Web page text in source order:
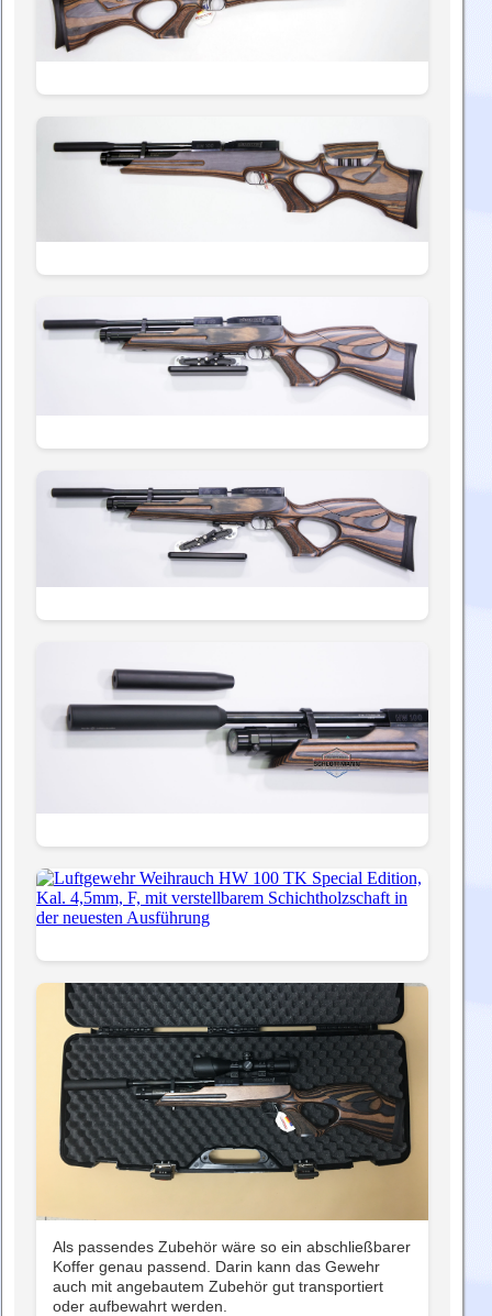
Als passendes Zubehör wäre so ein abschließbarer
Koffer genau passend. Darin kann das Gewehr
auch mit angebautem Zubehör gut transportiert
oder aufbewahrt werden.